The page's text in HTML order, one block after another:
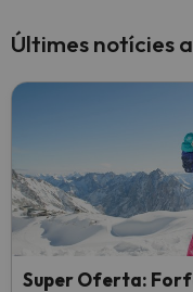
Últimes notícies
Super Oferta: